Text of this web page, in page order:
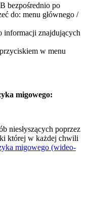
bezpośrednio po
do: menu głównego /
informacji znajdujących
w menu
migowego:
niesłyszących poprzez
której w każdej chwili
migowego (wideo-